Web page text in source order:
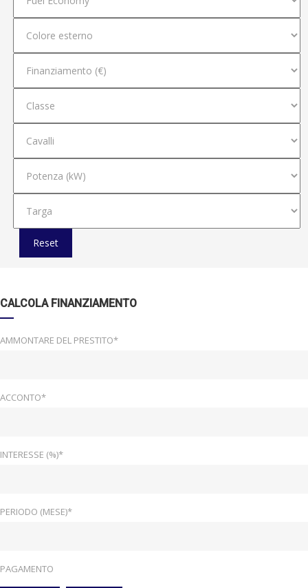
Reset
CALCOLA FINANZIAMENTO
AMMONTARE DEL PRESTITO*
ACCONTO*
INTERESSE (%)*
PERIODO (MESE)*
PAGAMENTO